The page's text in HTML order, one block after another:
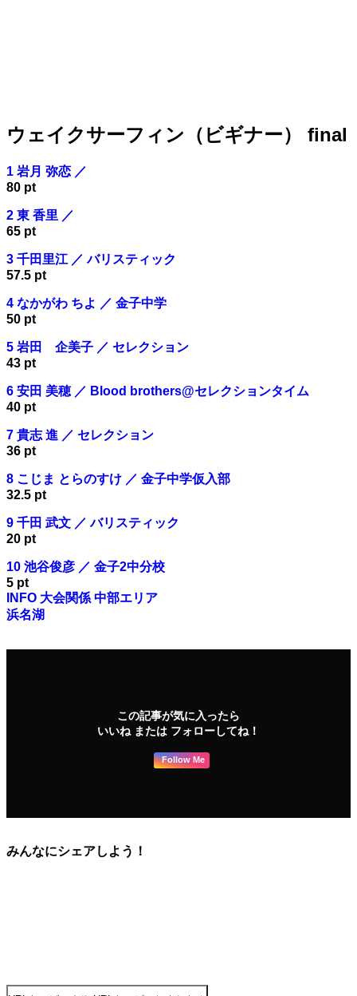
ウェイクサーフィン（ビギナー） final
1 岩月 弥恋 ／
80 pt
2 東 香里 ／
65 pt
3 千田里江 ／ バリスティック
57.5 pt
4 なかがわ ちよ ／ 金子中学
50 pt
5 岩田 企美子 ／ セレクション
43 pt
6 安田 美穂 ／ Blood brothers@セレクションタイム
40 pt
7 貴志 進 ／ セレクション
36 pt
8 こじま とらのすけ ／ 金子中学仮入部
32.5 pt
9 千田 武文 ／ バリスティック
20 pt
10 池谷俊彦 ／ 金子2中分校
5 pt
INFO 大会関係 中部エリア
浜名湖
この記事が気に入ったら
いいね または フォローしてね！
Follow Me
みんなにシェアしよう！